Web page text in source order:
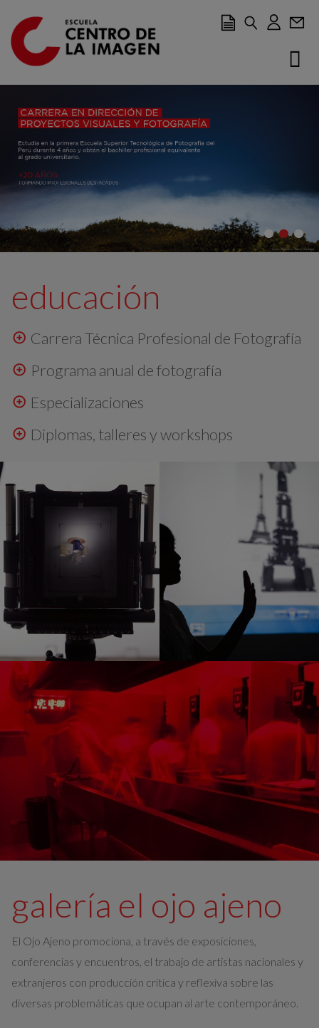
educación
Carrera Técnica Profesional de Fotografía
Programa anual de fotografía
Especializaciones
Diplomas, talleres y workshops
galería el ojo ajeno
El Ojo Ajeno promociona, a través de exposiciones,
conferencias y encuentros, el trabajo de artistas nacionales y
extranjeros con producción crítica y reflexiva sobre las
diversas problemáticas que ocupan al arte contemporáneo.